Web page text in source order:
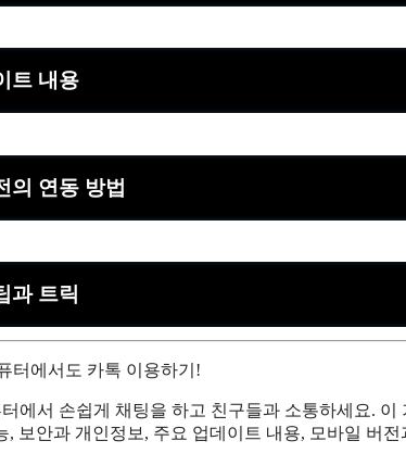
트 내용
의 연동 방법
과 트릭
터에서도 카톡 이용하기!
에서 손쉽게 채팅을 하고 친구들과 소통하세요. 이
보안과 개인정보, 주요 업데이트 내용, 모바일 버